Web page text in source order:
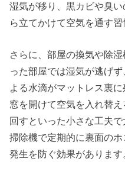
湿気が移り、黒カビや臭
ら立てかけて空気を通す習
さらに、部屋の換気や除
った部屋では湿気が逃げ
よる水滴がマットレス裏
窓を開けて空気を入れ替
回すといった小さな工夫で
掃除機で定期的に裏面の
発生を防ぐ効果があります